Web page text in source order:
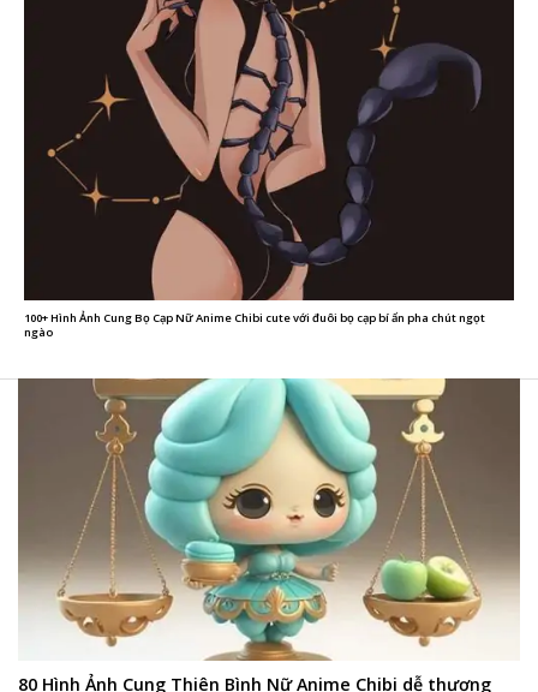
100+ Hình Ảnh Cung Bọ Cạp Nữ Anime Chibi cute với đuôi bọ cạp bí ẩn pha chút ngọt
ngào
80 Hình Ảnh Cung Thiên Bình Nữ Anime Chibi dễ thương